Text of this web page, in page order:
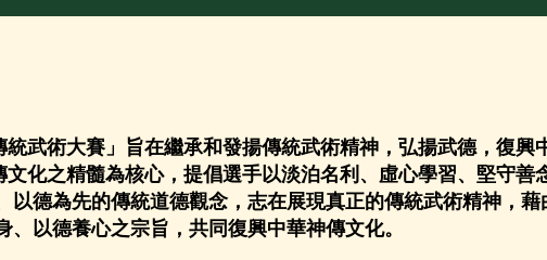
統武術大賽」旨在繼承和發揚傳統武術精神，弘揚武德，復興
化之精髓為核心，提倡選手以淡泊名利、虛心學習、堅守善
以德為先的傳統道德觀念，志在展現真正的傳統武術精神，
以德養心之宗旨，共同復興中華神傳文化。